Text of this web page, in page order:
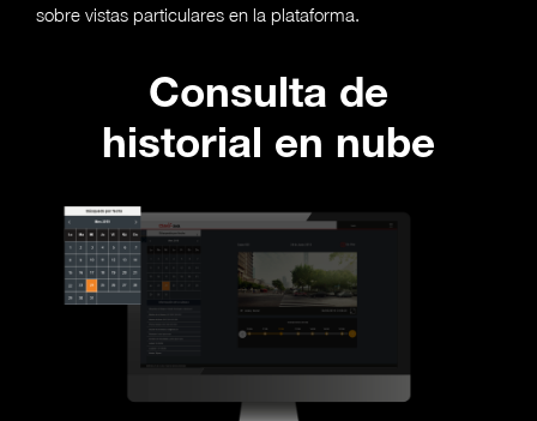
sobre vistas particulares en la plataforma.
Consulta de
historial en nube